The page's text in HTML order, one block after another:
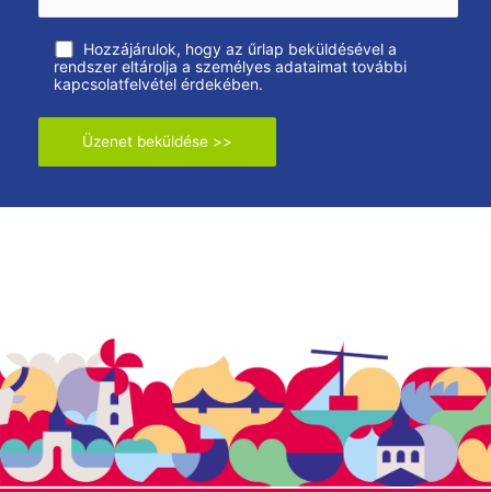
Hozzájárulok, hogy az űrlap beküldésével a
rendszer eltárolja a személyes adataimat további
kapcsolatfelvétel érdekében.